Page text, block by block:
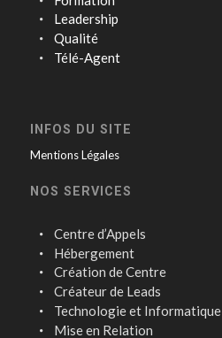
Leadership
Qualité
Télé-Agent
INFOS DU SITE
Mentions Légales
NOS SERVICES
Centre d’Appels
Hébergement
Création de Centre
Créateur de Leads
Technologie et Informatique
Mise en Relation